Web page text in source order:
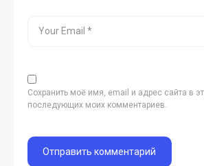
Сохранить моё имя, email и адрес сайта в
последующих моих комментариев.